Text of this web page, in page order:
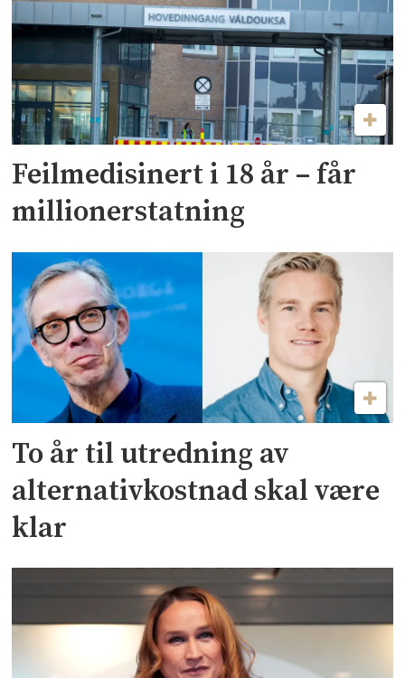
Feilmedisinert i 18 år – får
millionerstatning
To år til utredning av
alternativkostnad skal være
klar